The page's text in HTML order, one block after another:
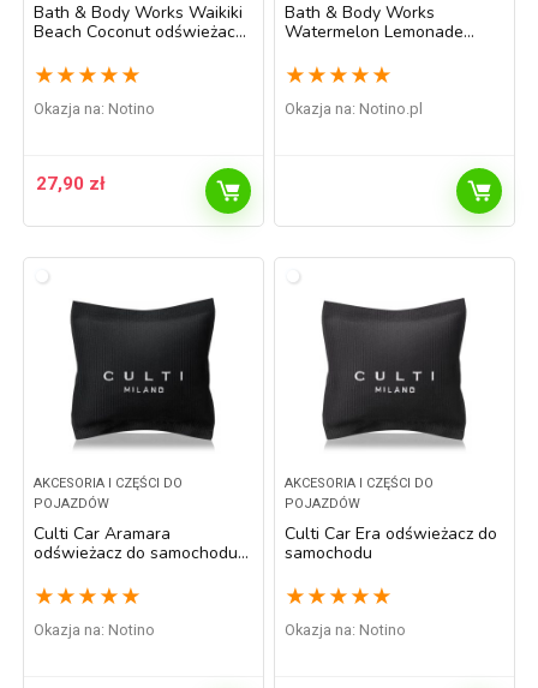
Bath & Body Works Waikiki
Beach Coconut odświeżacz
6 ml
★ ★ ★ ★ ★
Okazja na: Notino
27,90 zł
Bath & Body Works
Watermelon Lemonade
napełnienie 6 ml
★ ★ ★ ★ ★
Okazja na: notino.pl
AKCESORIA I CZĘŚCI DO
POJAZDÓW
Culti Car Aramara
odświeżacz do samochodu 7
★ ★ ★ ★ ★
Okazja na: Notino
AKCESORIA I CZĘŚCI DO
POJAZDÓW
Culti Car Era odświeżacz do
samochodu
★ ★ ★ ★ ★
Okazja na: Notino